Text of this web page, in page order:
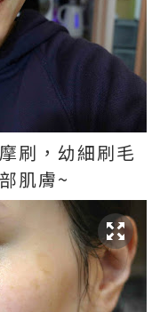
刷，幼細刷毛
肌膚~